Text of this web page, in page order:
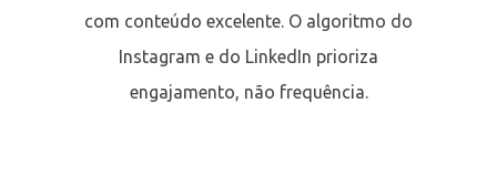
com conteúdo excelente. O algoritmo do
Instagram e do LinkedIn prioriza
engajamento, não frequência.